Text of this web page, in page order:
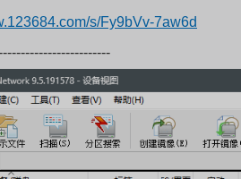
s/Fy9bVv-7aw6d